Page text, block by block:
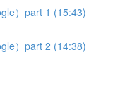
）part 1 (15:43)
）part 2 (14:38)